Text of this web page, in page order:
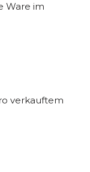
Ware im
verkauftem